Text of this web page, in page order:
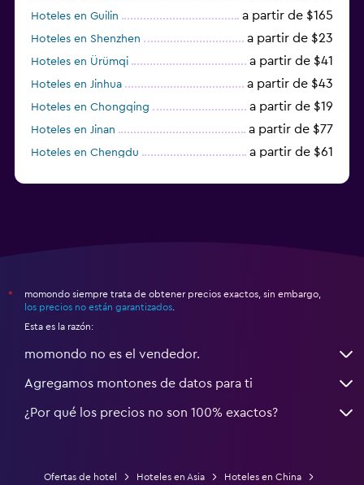
Hoteles en Guilin a partir de $165
Hoteles en Shenzhen a partir de $23
Hoteles en Ürümqi a partir de $41
Hoteles en Jinhua a partir de $43
Hoteles en Chongqing a partir de $19
Hoteles en Jinan a partir de $77
Hoteles en Chengdu a partir de $61
*
momondo siempre trata de obtener precios exactos, sin embargo,
los precios no están garantizados
Esta es la razón:
momondo no es el vendedor.
Agregamos montones de datos para ti
¿Por qué los precios no son 100% exactos?
Ofertas de hotel Hoteles en Asia
Hoteles en China